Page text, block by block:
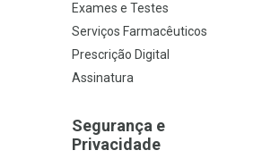
Exames e Testes
Serviços Farmacêuticos
Prescrição Digital
Assinatura
Segurança e
Privacidade